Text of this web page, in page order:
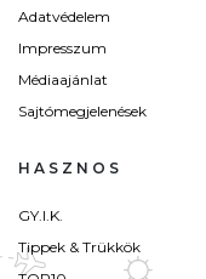
Adatvédelem
Impresszum
Médiaajánlat
Sajtómegjelenések
HASZNOS
GY.I.K.
Tippek & Trükkök